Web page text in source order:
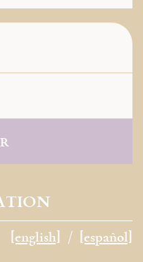
[english] [español]